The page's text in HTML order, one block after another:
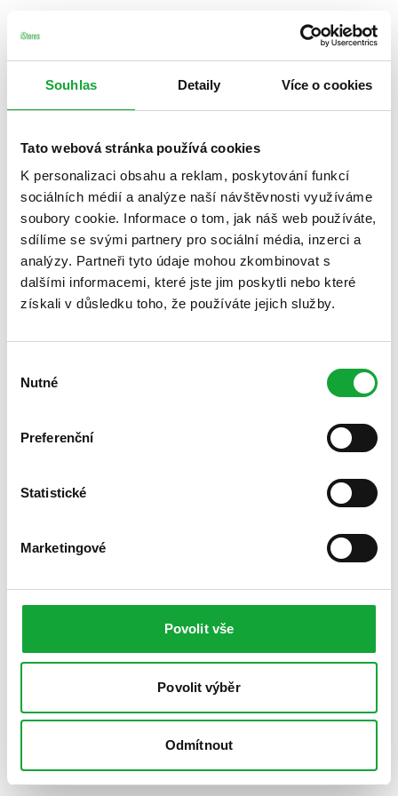
Souhlas Detaily Více o cookies
Tato webová stránka používá cookies
K personalizaci obsahu a reklam, poskytování funkcí
sociálních médií a analýze naší návštěvnosti využíváme
soubory cookie. Informace o tom, jak náš web používáte,
sdílíme se svými partnery pro sociální média, inzerci a
analýzy. Partneři tyto údaje mohou zkombinovat s
dalšími informacemi, které jste jim poskytli nebo které
získali v důsledku toho, že používáte jejich služby.
souhlasu
Nutné
Preferenční
Statistické
Marketingové
Povolit vše
Povolit výběr
Odmítnout